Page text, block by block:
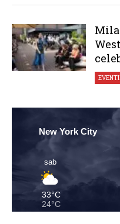
EVENTI
New York City
sab
33°C
24°C